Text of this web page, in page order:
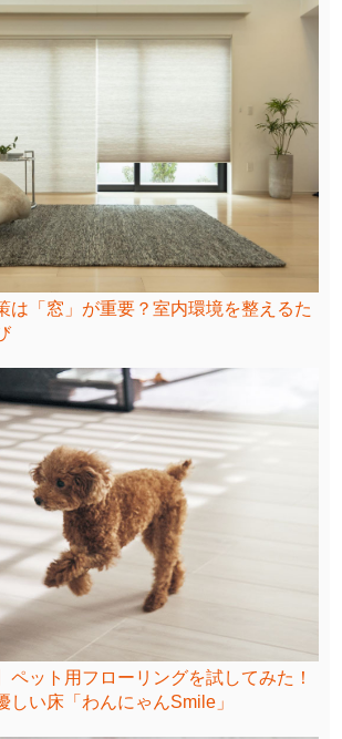
は「窓」が重要？室内環境を整えるた
ペット用フローリングを試してみた！
しい床「わんにゃんSmile」